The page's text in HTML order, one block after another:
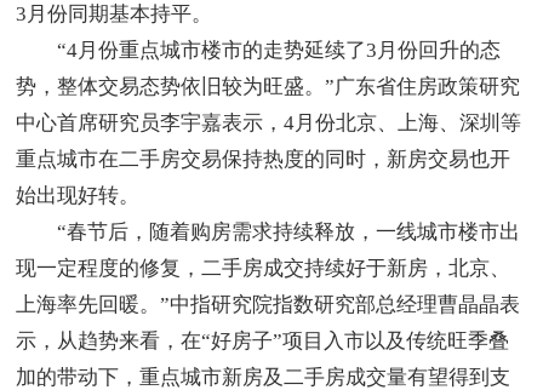
3月份同期基本持平。
“4月份重点城市楼市的走势延续了3月份回升的态
势，整体交易态势依旧较为旺盛。”广东省住房政策研究
中心首席研究员李宇嘉表示，4月份北京、上海、深圳等
重点城市在二手房交易保持热度的同时，新房交易也开
始出现好转。
“春节后，随着购房需求持续释放，一线城市楼市出
现一定程度的修复，二手房成交持续好于新房，北京、
上海率先回暖。”中指研究院指数研究部总经理曹晶晶表
示，从趋势来看，在“好房子”项目入市以及传统旺季叠
加的带动下，重点城市新房及二手房成交量有望得到支